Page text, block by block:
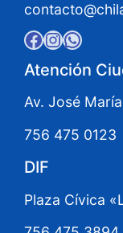
Facebook InstagramWhatsApp
Atención
Av. José
756 475 0123
DIF
Plaza Cívica